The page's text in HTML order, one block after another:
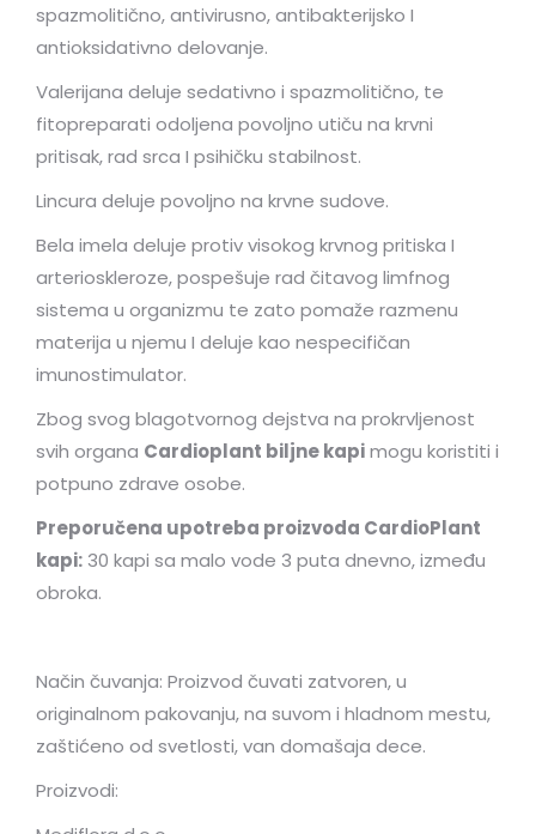
spazmolitično, antivirusno, antibakterijsko I
antioksidativno delovanje.
Valerijana deluje sedativno i spazmolitično, te
fitopreparati odoljena povoljno utiču na krvni
pritisak, rad srca I psihičku stabilnost.
Lincura deluje povoljno na krvne sudove.
Bela imela deluje protiv visokog krvnog pritiska I
arterioskleroze, pospešuje rad čitavog limfnog
sistema u organizmu te zato pomaže razmenu
materija u njemu I deluje kao nespecifičan
imunostimulator.
Zbog svog blagotvornog dejstva na prokrvljenost
svih organa Cardioplant biljne kapimogu koristiti i
potpuno zdrave osobe.
Preporučena upotreba proizvoda CardioPlant
kapi: 30 kapi sa malo vode 3 puta dnevno, između
obroka.
Način čuvanja: Proizvod čuvati zatvoren, u
originalnom pakovanju, na suvom i hladnom mestu,
zaštićeno od svetlosti, van domašaja dece.
Proizvodi: